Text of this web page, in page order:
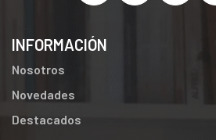
INFORMACIÓN
Nosotros
Novedades
Destacados